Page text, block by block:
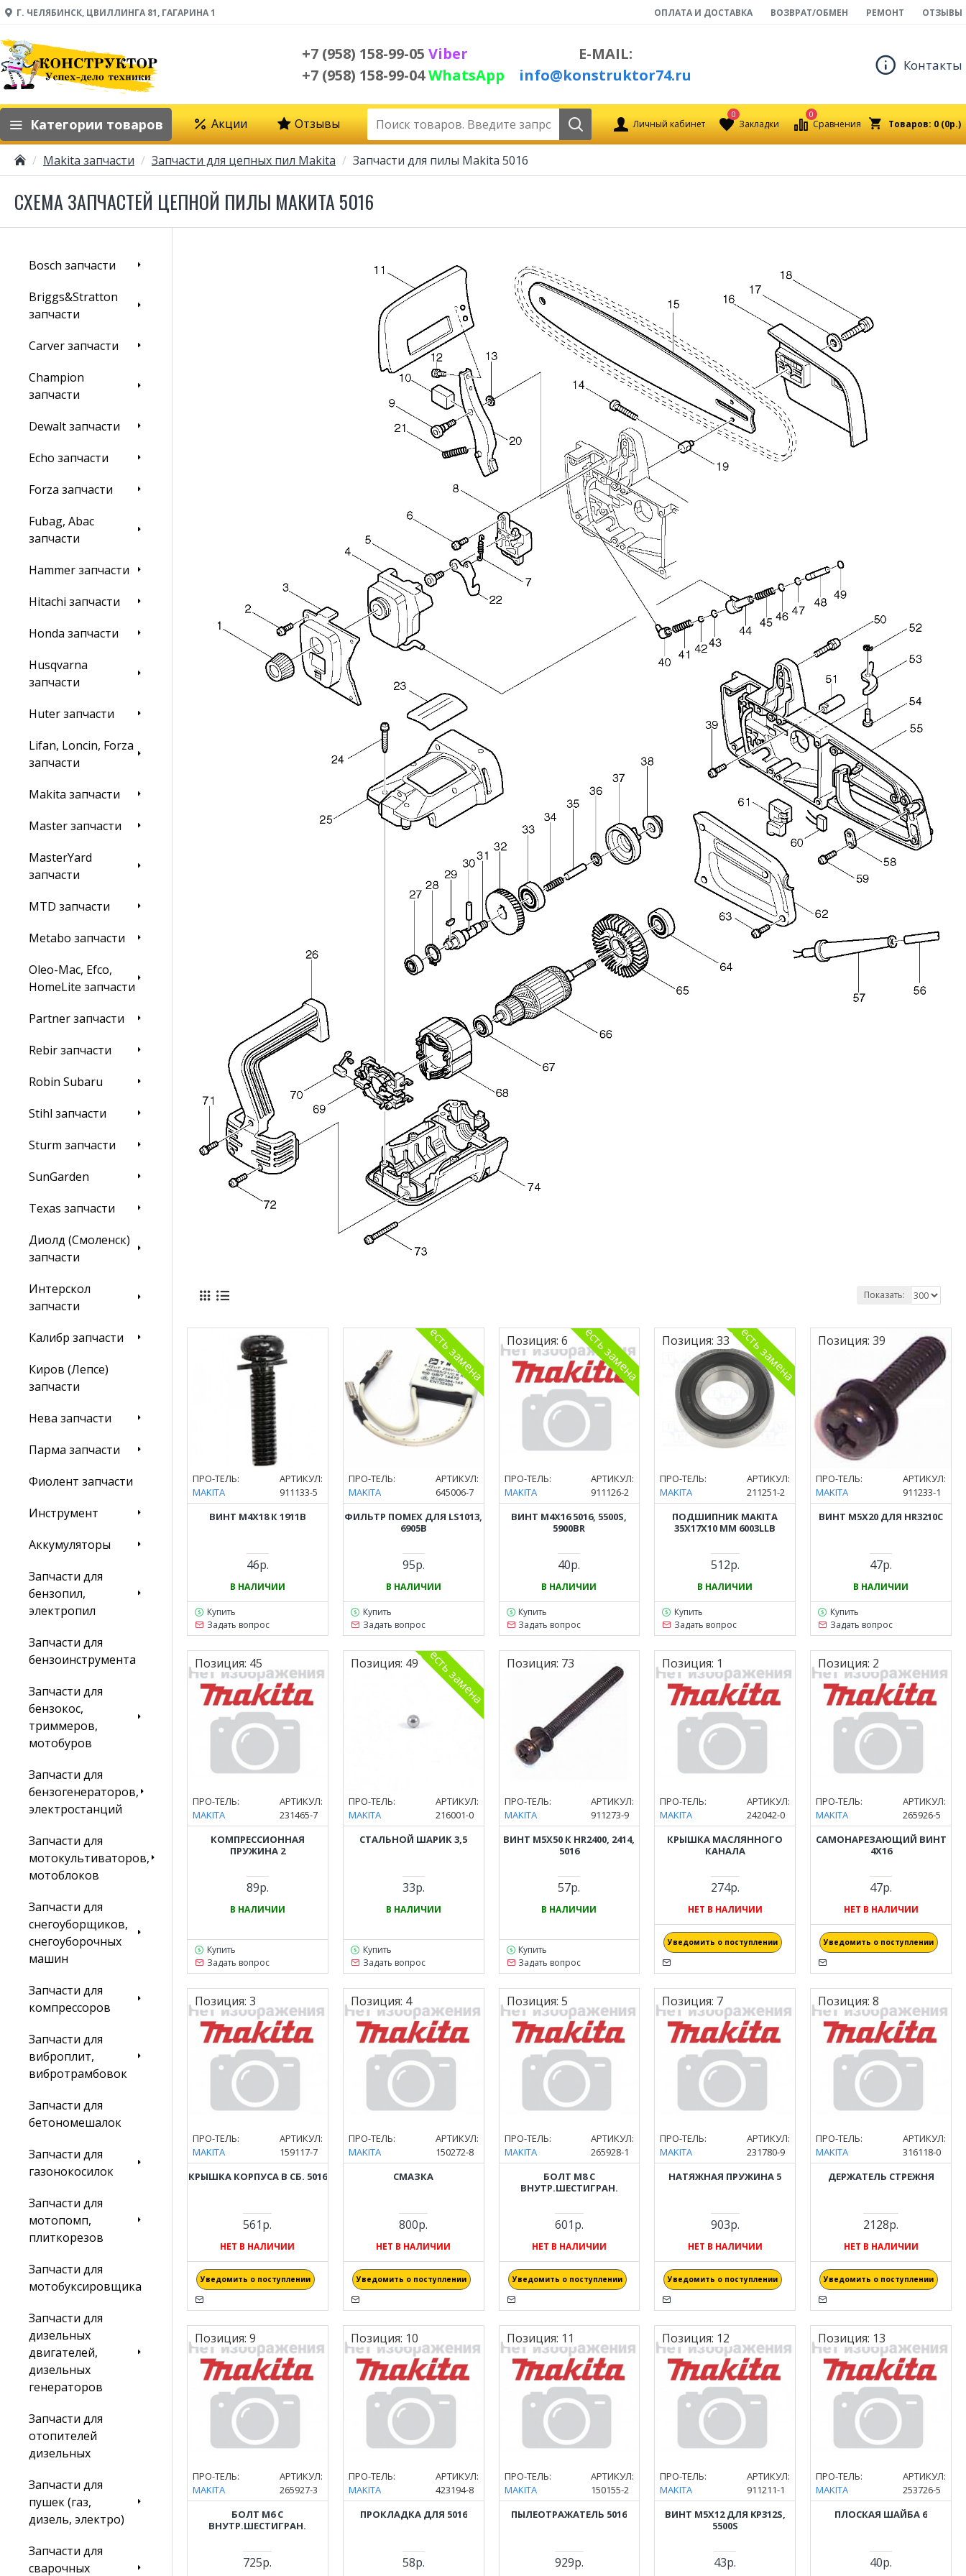
Г. ЧЕЛЯБИНСК, ЦВИЛЛИНГА 81, ГАГАРИНА 1 ОПЛАТА И ДОСТАВКА ВОЗВРАТ/ОБМЕН РЕМОНТ ОТЗЫВЫ
+7 (958) 158-99-05 Viber
+7 (958) 158-99-04WhatsApp
E-MAIL:
info@konstruktor74.ru
Контакты
Категории товаров Акции Отзывы Личный кабинет Закладки
0
Сравнения
0
Товаров: 0 (0р.)
Makita запчасти Запчасти для цепных пил Makita Запчасти для пилы Makita 5016
СХЕМА ЗАПЧАСТЕЙ ЦЕПНОЙ ПИЛЫ МАКИТА 5016
Bosch запчасти
Briggs&Stratton
запчасти
Carver запчасти
Champion
запчасти
Dewalt запчасти
Echo запчасти
Forza запчасти
Fubag, Abac
запчасти
Hammer запчасти
Hitachi запчасти
Honda запчасти
Husqvarna
запчасти
Huter запчасти
Lifan, Loncin, Forza
запчасти
Makita запчасти
Master запчасти
MasterYard
запчасти
MTD запчасти
Metabo запчасти
Oleo-Mac, Efco,
HomeLite запчасти
Partner запчасти
Rebir запчасти
Robin Subaru
Stihl запчасти
Sturm запчасти
SunGarden
Texas запчасти
Диолд (Смоленск)
запчасти
Интерскол
запчасти
Калибр запчасти
Киров (Лепсе)
запчасти
Нева запчасти
Парма запчасти
Фиолент запчасти
Инструмент
Аккумуляторы
Запчасти для
бензопил,
электропил
Запчасти для
бензоинструмента
Запчасти для
бензокос,
триммеров,
мотобуров
Запчасти для
бензогенераторов,
электростанций
Запчасти для
мотокультиваторов,
мотоблоков
Запчасти для
снегоуборщиков,
снегоуборочных
машин
Запчасти для
компрессоров
Запчасти для
виброплит,
вибротрамбовок
Запчасти для
бетономешалок
Запчасти для
газонокосилок
Запчасти для
мотопомп,
плиткорезов
Запчасти для
мотобуксировщика
Запчасти для
дизельных
двигателей,
дизельных
генераторов
Запчасти для
отопителей
дизельных
Запчасти для
пушек (газ,
дизель, электро)
Запчасти для
сварочных
Показать:
ПРО-ТЕЛЬ:
MAKITA
АРТИКУЛ:
911133-5
ВИНТ M4Х18 К 1911B
46р.
В НАЛИЧИИ
Купить
Задать вопрос
есть замена
ПРО-ТЕЛЬ:
MAKITA
АРТИКУЛ:
645006-7
ФИЛЬТР ПОМЕХ ДЛЯ LS1013,
6905B
95р.
В НАЛИЧИИ
Купить
Задать вопрос
Позиция: 6 есть замена
ПРО-ТЕЛЬ:
MAKITA
АРТИКУЛ:
911126-2
ВИНТ M4Х16 5016, 5500S,
5900BR
40р.
В НАЛИЧИИ
Купить
Задать вопрос
Позиция: 33 есть замена
ПРО-ТЕЛЬ:
MAKITA
АРТИКУЛ:
211251-2
ПОДШИПНИК MAKITA
35X17X10 ММ 6003LLB
512р.
В НАЛИЧИИ
Купить
Задать вопрос
Позиция: 39
ПРО-ТЕЛЬ:
MAKITA
АРТИКУЛ:
911233-1
ВИНТ M5Х20 ДЛЯ HR3210C
47р.
В НАЛИЧИИ
Купить
Задать вопрос
Позиция: 45
ПРО-ТЕЛЬ:
MAKITA
АРТИКУЛ:
231465-7
КОМПРЕССИОННАЯ
ПРУЖИНА 2
89р.
В НАЛИЧИИ
Купить
Задать вопрос
Позиция: 49 есть замена
ПРО-ТЕЛЬ:
MAKITA
АРТИКУЛ:
216001-0
СТАЛЬНОЙ ШАРИК 3,5
33р.
В НАЛИЧИИ
Купить
Задать вопрос
Позиция: 73
ПРО-ТЕЛЬ:
MAKITA
АРТИКУЛ:
911273-9
ВИНТ M5Х50 К HR2400, 2414,
5016
57р.
В НАЛИЧИИ
Купить
Задать вопрос
Позиция: 1
ПРО-ТЕЛЬ:
MAKITA
АРТИКУЛ:
242042-0
КРЫШКА МАСЛЯННОГО
КАНАЛА
274р.
НЕТ В НАЛИЧИИ
Уведомить о поступлении
Позиция: 2
ПРО-ТЕЛЬ:
MAKITA
АРТИКУЛ:
265926-5
САМОНАРЕЗАЮЩИЙ ВИНТ
4Х16
47р.
НЕТ В НАЛИЧИИ
Уведомить о поступлении
Позиция: 3
ПРО-ТЕЛЬ:
MAKITA
АРТИКУЛ:
159117-7
КРЫШКА КОРПУСА В СБ. 5016
561р.
НЕТ В НАЛИЧИИ
Уведомить о поступлении
Позиция: 4
ПРО-ТЕЛЬ:
MAKITA
АРТИКУЛ:
150272-8
СМАЗКА
800р.
НЕТ В НАЛИЧИИ
Уведомить о поступлении
Позиция: 5
ПРО-ТЕЛЬ:
MAKITA
АРТИКУЛ:
265928-1
БОЛТ M8 С
ВНУТР.ШЕСТИГРАН.
601р.
НЕТ В НАЛИЧИИ
Уведомить о поступлении
Позиция: 7
ПРО-ТЕЛЬ:
MAKITA
АРТИКУЛ:
231780-9
НАТЯЖНАЯ ПРУЖИНА 5
903р.
НЕТ В НАЛИЧИИ
Уведомить о поступлении
Позиция: 8
ПРО-ТЕЛЬ:
MAKITA
АРТИКУЛ:
316118-0
ДЕРЖАТЕЛЬ СТРЕЖНЯ
2128р.
НЕТ В НАЛИЧИИ
Уведомить о поступлении
Позиция: 9
ПРО-ТЕЛЬ:
MAKITA
АРТИКУЛ:
265927-3
БОЛТ M6 С
ВНУТР.ШЕСТИГРАН.
725р.
Позиция: 10
ПРО-ТЕЛЬ:
MAKITA
АРТИКУЛ:
423194-8
ПРОКЛАДКА ДЛЯ 5016
58р.
Позиция: 11
ПРО-ТЕЛЬ:
MAKITA
АРТИКУЛ:
150155-2
ПЫЛЕОТРАЖАТЕЛЬ 5016
929р.
Позиция: 12
ПРО-ТЕЛЬ:
MAKITA
АРТИКУЛ:
911211-1
ВИНТ M5Х12 ДЛЯ KP312S,
5500S
43р.
Позиция: 13
ПРО-ТЕЛЬ:
MAKITA
АРТИКУЛ:
253726-5
ПЛОСКАЯ ШАЙБА 6
40р.